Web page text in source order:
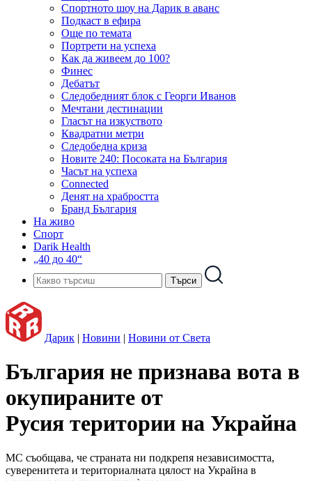
Спортното шоу на Дарик в аванс
Подкаст в ефира
Още по темата
Портрети на успеха
Как да живеем до 100?
Финес
Дебатът
Следобедният блок с Георги Иванов
Мечтани дестинации
Гласът на изкуството
Квадратни метри
Следобедна криза
Новите 240: Посоката на България
Часът на успеха
Connected
Денят на храбростта
Бранд България
На живо
Спорт
Darik Health
„40 до 40“
Дарик | Новини | Новини от Света
България не признава вота в
окупираните от
Русия територии на Украйна
МС съобщава, че страната ни подкрепя независимостта,
суверенитета и териториалната цялост на Украйна в